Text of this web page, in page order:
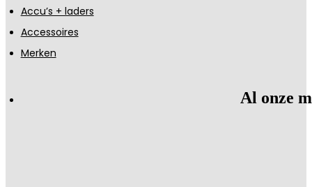
Accu’s + laders
Accessoires
Merken
Al onze